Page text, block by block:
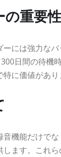
の重要性
には強力なバ
日間の待機
に価値があり
機能だけで
ます。これ